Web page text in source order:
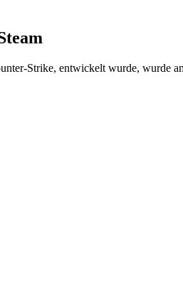
Strike, entwickelt wurde, wurde